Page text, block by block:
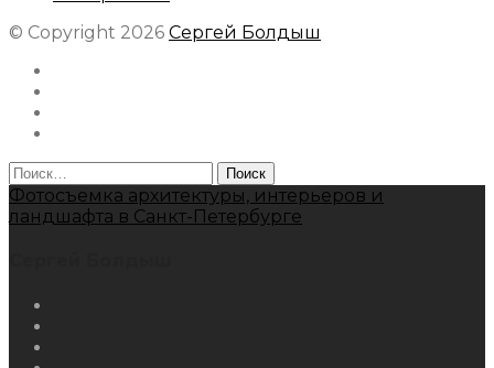
© Copyright 2026 Сергей Болдыш
Найти:
Фотосъемка архитектуры, интерьеров и
ландшафта в Санкт-Петербурге